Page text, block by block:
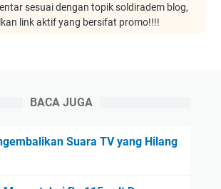
sesuai dengan topik soldiradem blog,
link aktif yang bersifat promo!!!!
BACA JUGA
Suara TV yang Hilang